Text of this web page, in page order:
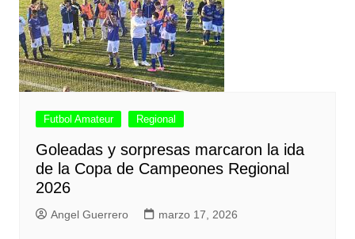
Futbol Amateur Regional
Goleadas y sorpresas marcaron la ida
de la Copa de Campeones Regional
2026
Angel Guerrero marzo 17, 2026